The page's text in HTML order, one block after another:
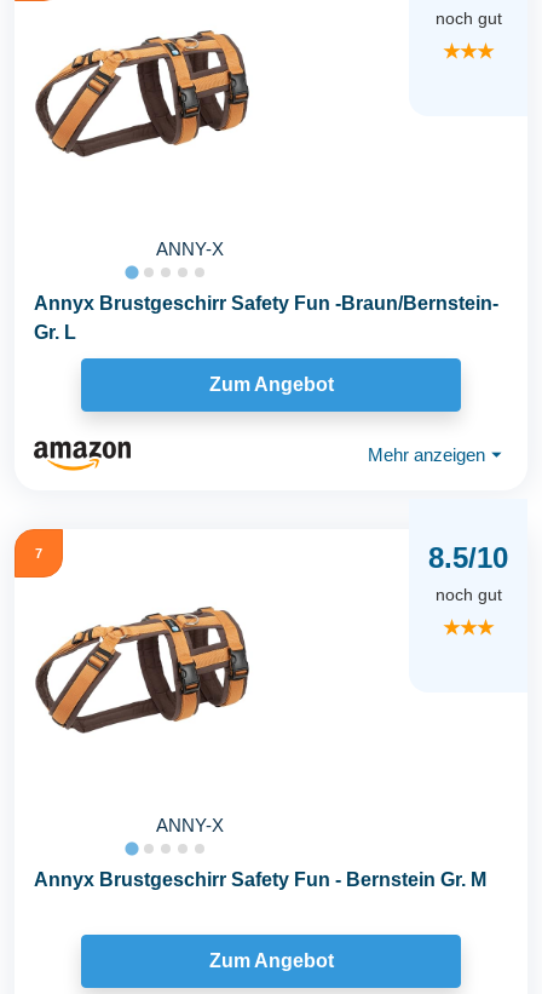
ANNY-X
noch gut
★★★
Annyx Brustgeschirr Safety Fun -Braun/Bernstein-
Gr. L
Zum Angebot
Mehr anzeigen ⏷
7
ANNY-X
8.5/10
noch gut
★★★
Annyx Brustgeschirr Safety Fun - Bernstein Gr. M
Zum Angebot